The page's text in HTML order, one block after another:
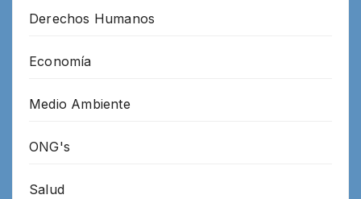
Derechos Humanos
Economía
Medio Ambiente
ONG's
Salud